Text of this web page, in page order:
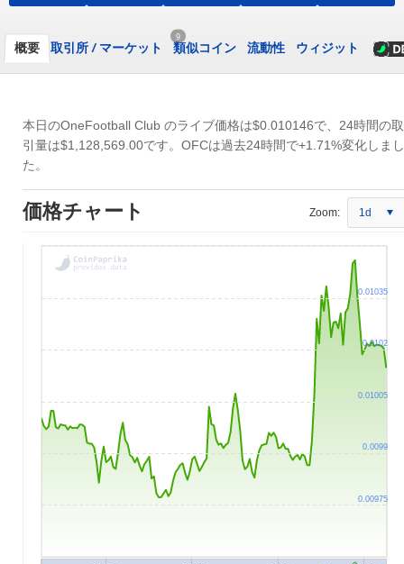
概要 取引所 /マーケット
9
類似コイン 流動性 ウィジット
本日のOneFootball Club のライブ価格は$0.010146で、24時間の取
引量は$1,128,569.00です。OFCは過去24時間で+1.71%変化しまし
た。
価格チャート Zoom: 1d
0.00975
0.0099
0.01005
0.0102
0.01035